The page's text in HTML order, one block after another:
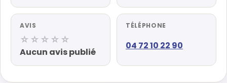
AVIS
☆☆☆☆☆
Aucun avis publié
TÉLÉPHONE
04 72 10 22 90